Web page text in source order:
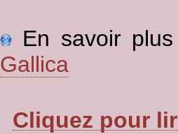
En savoir
Gallica
Cliquez pour